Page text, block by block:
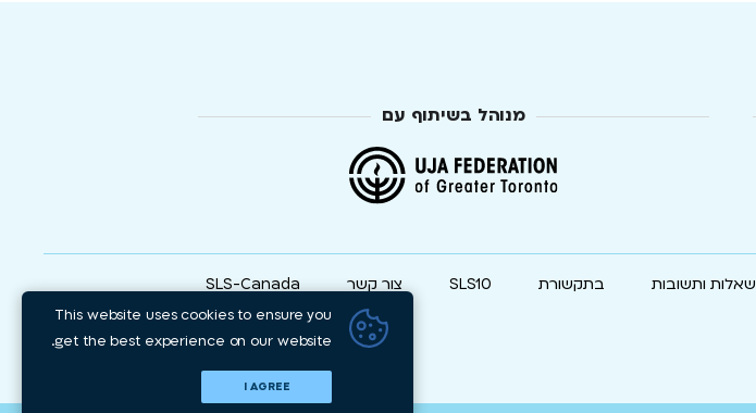
מנוהל בשיתוף עם
שאלות ותשובות בתקשורת SLS10 צור קשר SLS-Canada
This website uses cookies to ensure you
get the best experience on our website.
I AGREE